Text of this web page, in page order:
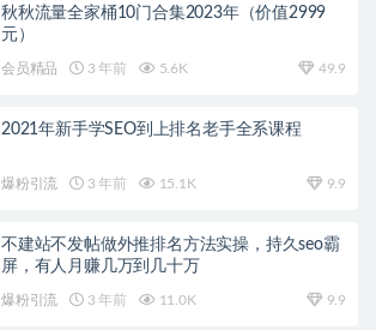
秋秋流量全家桶10门合集2023年（价值2999
元）
会员精品 3 年前 5.6K 49.9
2021年新手学SEO到上排名老手全系课程
爆粉引流 3 年前 15.1K 9.9
不建站不发帖做外推排名方法实操，持久seo霸
屏，有人月赚几万到几十万
爆粉引流 3 年前 11.0K 9.9